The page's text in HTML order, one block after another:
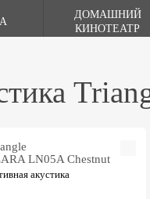
ДОМАШНИЙ
КИНОТЕАТР
LN05A Chestnut
акустика